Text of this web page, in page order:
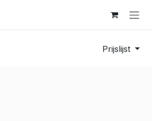
Prijslijst